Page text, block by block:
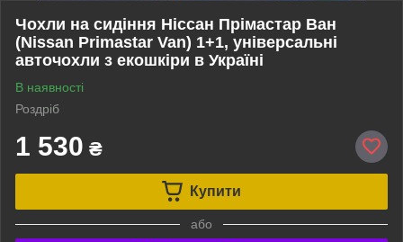
Чохли на сидіння Ніссан Прімастар Ван
(Nissan Primastar Van) 1+1, універсальні
авточохли з екошкіри в Україні
В наявності
Роздріб
1 530 ₴
Купити
або